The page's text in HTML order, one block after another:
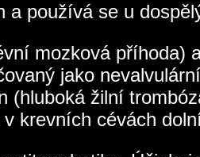
a používá se u
mozková
jako
(hluboká žilní
krevních cévách